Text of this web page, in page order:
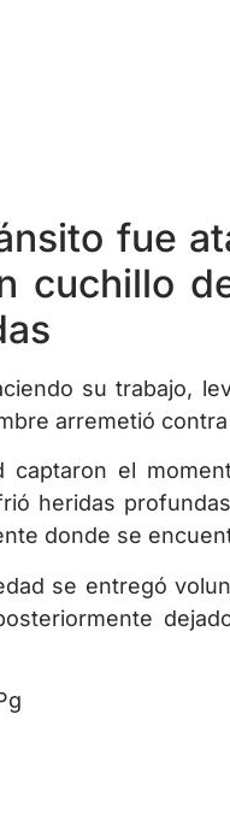
fue
cuchillo
su trabajo,
arremetió
captaron el
heridas
donde se
se entregó